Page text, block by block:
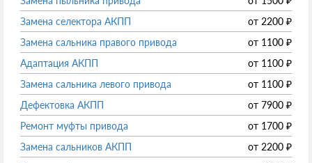
Замена селектора АКПП
от 2200 ₽
Замена сальника правого привода
от 1100 ₽
Адаптация АКПП
от 1100 ₽
Замена сальника левого привода
от 1100 ₽
Дефектовка АКПП
от 7900 ₽
Ремонт муфты привода
от 1700 ₽
Замена сальников АКПП
от 2200 ₽